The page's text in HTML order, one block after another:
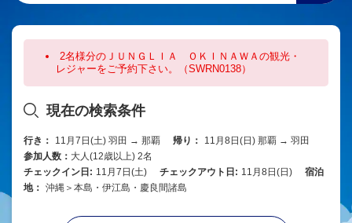
2名様分のＪＵＮＧＬＩＡ ＯＫＩＮＡＷＡの観光・
レジャーをご予約下さい。（SWRN0138）
現在の検索条件
行き： 11月7日(土) 羽田 → 那覇 帰り：
11月8日(日) 那覇 → 羽田
参加人数： 大人(12歳以上) 2名
チェックイン日: 11月7日(土) チェックアウト日: 11月8日(日)
宿泊
地： 沖縄＞本島・伊江島・慶良間諸島